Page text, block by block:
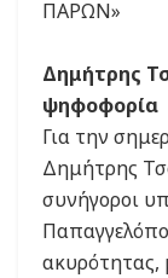
ΠΑΡΩΝ»
Δημήτρης
ψηφοφορία
Για την
Δημήτρης
συνήγοροι
ακυρότητας,